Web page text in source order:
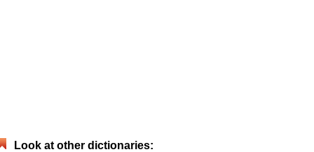
Look at other dictionaries: